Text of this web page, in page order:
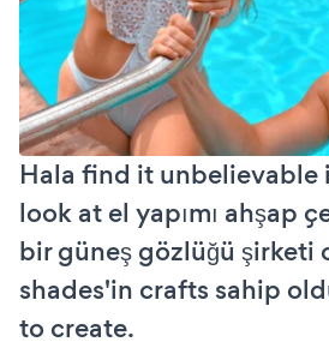
Hala find it unbelievable
look at el yapımı ahşap
bir güneş gözlüğü şirketi
shades'in crafts sahip
to create.